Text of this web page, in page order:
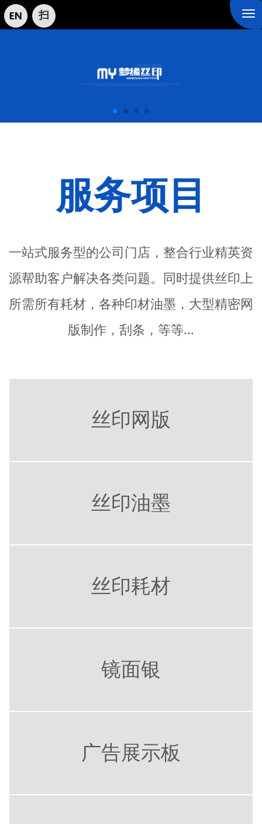
扫
服务项目
一站式服务型的公司门店，整合行业精英资
源帮助客户解决各类问题。同时提供丝印上
所需所有耗材，各种印材油墨，大型精密网
版制作，刮条，等等...
丝印网版
丝印油墨
丝印耗材
镜面银
广告展示板